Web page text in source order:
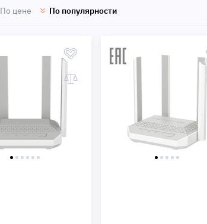
По цене По популярности